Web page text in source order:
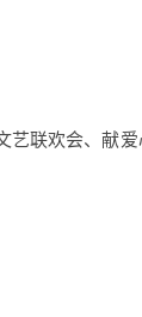
艺联欢会、献爱